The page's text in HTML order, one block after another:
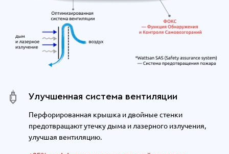
Улучшенная система вентиляции
Перфорированная крышка и двойные стенки
предотвращают утечку дыма и лазерного излучения,
улучшая вентиляцию.